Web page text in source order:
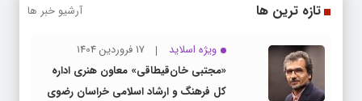
تازه ترین ها آرشیو خبر ها
ویژه اسلاید
17 فروردین 1404
«مجتبی خان‌قیطاقی» معاون هنری اداره
کل فرهنگ و ارشاد اسلامی خراسان رضوی